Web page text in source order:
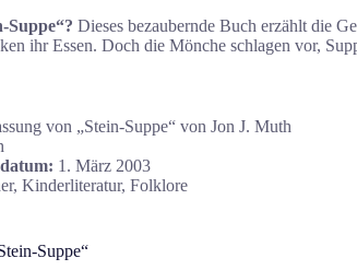
Suppe“? Dieses bezaubernde Buch erzählt die
ihr Essen. Doch die Mönche schlagen vor,
von „Stein-Suppe“ von Jon J. Muth
1. März 2003
Kinderliteratur, Folklore
Suppe“